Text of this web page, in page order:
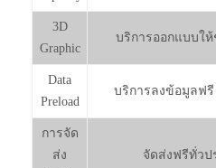
3D
Graphic
บริการออกแบบใ
Data
Preload
บริการลงข้อมูลฟรี
การจัด
ส่ง
จัดส่งฟรีทั่วป